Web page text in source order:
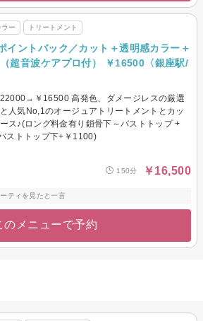
ー トリートメント
イントバック／カット＋透明感カラー＋
超音波ケアプロ付） ￥16500〈銀座駅/
￥16500 高発色、ダメージレスの厳選
人気No,1のオージュアトリートメントとカッ
ース♪(ロング料金有り鎖骨下～バストトップ +
ストトップ下+￥1100)
150分 ￥16,500
ティを見たと一言
のメニューで予約